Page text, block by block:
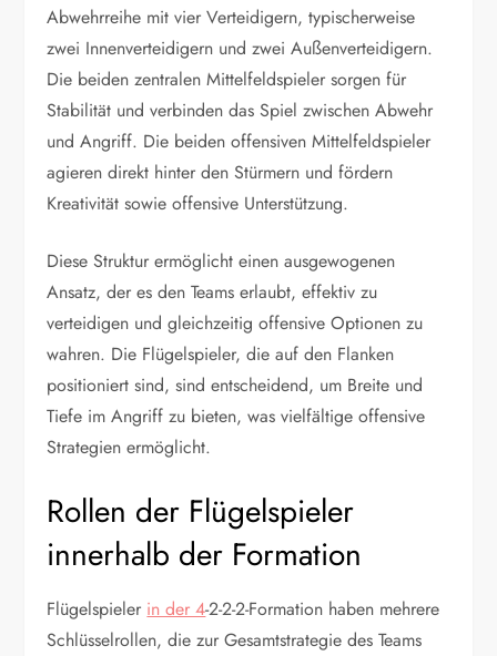
Abwehrreihe mit vier Verteidigern, typischerweise
zwei Innenverteidigern und zwei Außenverteidigern.
Die beiden zentralen Mittelfeldspieler sorgen für
Stabilität und verbinden das Spiel zwischen Abwehr
und Angriff. Die beiden offensiven Mittelfeldspieler
agieren direkt hinter den Stürmern und fördern
Kreativität sowie offensive Unterstützung.
Diese Struktur ermöglicht einen ausgewogenen
Ansatz, der es den Teams erlaubt, effektiv zu
verteidigen und gleichzeitig offensive Optionen zu
wahren. Die Flügelspieler, die auf den Flanken
positioniert sind, sind entscheidend, um Breite und
Tiefe im Angriff zu bieten, was vielfältige offensive
Strategien ermöglicht.
Rollen der Flügelspieler
innerhalb der Formation
Flügelspieler in der 4-2-2-2-Formation haben mehrere
Schlüsselrollen, die zur Gesamtstrategie des Teams